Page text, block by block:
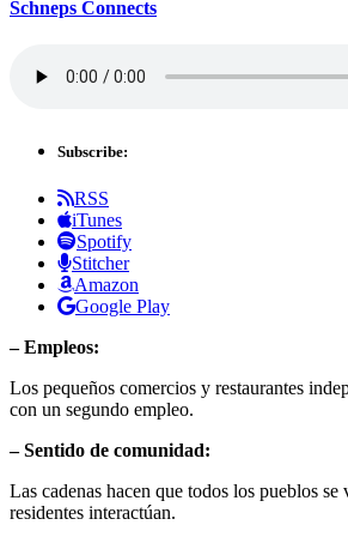
Schneps Connects
Subscribe:
RSS
iTunes
Spotify
Stitcher
Amazon
Google Play
– Empleos:
Los pequeños comercios y restaurantes
con un segundo empleo.
– Sentido de comunidad:
Las cadenas hacen que todos los pueblos
residentes interactúan.